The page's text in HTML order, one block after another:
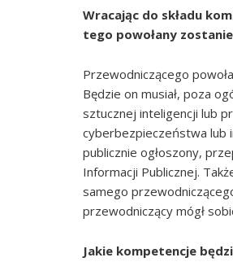
Wracając do składu
tego powołany
Przewodniczącego
Będzie on musiał, poza
sztucznej inteligencji lub
cyberbezpieczeństwa lub
publicznie ogłoszony,
Informacji Publicznej.
samego
przewodniczący mógł
Jakie kompetencje